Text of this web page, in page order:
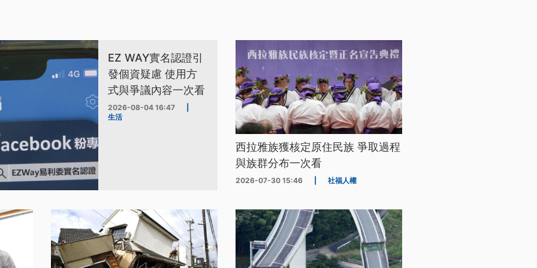
EZ WAY實名認證引
發個資疑慮 使用方
式與爭議內容一次看
2026-08-04 16:47
生活
西拉雅族獲核定原住民族 爭取過程
與族群分布一次看
2026-07-30 15:46 社福人權